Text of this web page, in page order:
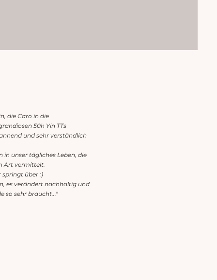
die Caro in die
50h Yin TTs
und sehr verständlich
in unser tägliches Leben, die
Art vermittelt.
springt über :)
es verändert nachhaltig und
so sehr braucht..."